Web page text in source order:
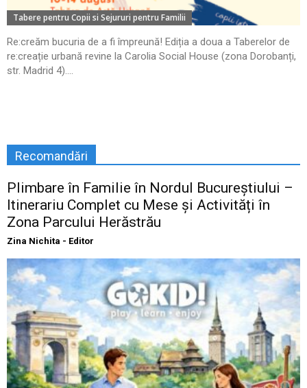
Tabere pentru Copii si Sejururi pentru Familii
Re:creăm bucuria de a fi împreună! Ediția a doua a Taberelor de
re:creație urbană revine la Carolia Social House (zona Dorobanți,
str. Madrid 4)....
Recomandări
Plimbare în Familie în Nordul Bucureștiului –
Itinerariu Complet cu Mese și Activități în
Zona Parcului Herăstrău
Zina Nichita - Editor